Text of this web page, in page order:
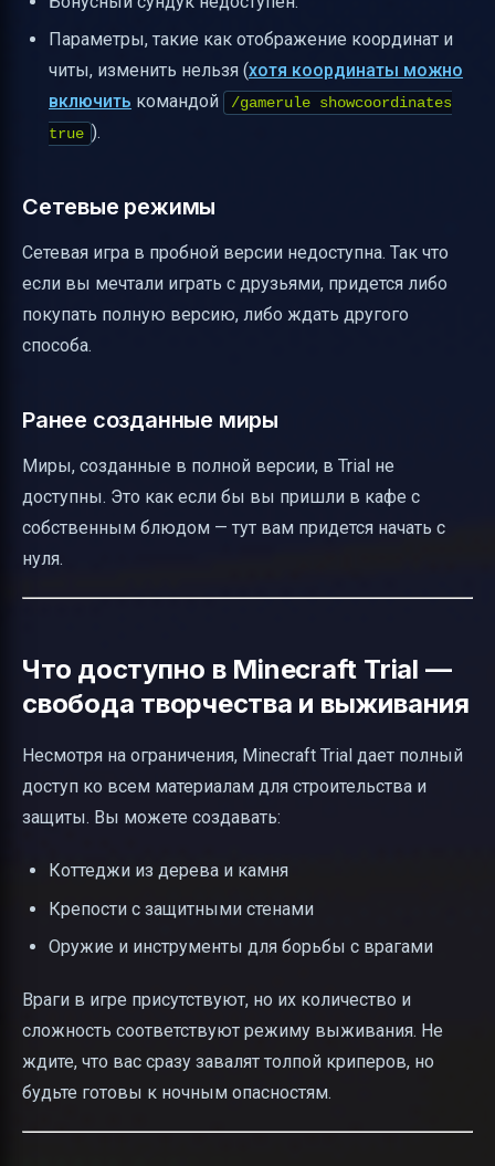
Параметры, такие как отображение координат и
читы, изменить нельзя (хотя координаты можно
включить командой
/gamerule showcoordinates
true ).
Сетевые режимы
Сетевая игра в пробной версии недоступна. Так что
если вы мечтали играть с друзьями, придется либо
покупать полную версию, либо ждать другого
способа.
Ранее созданные миры
Миры, созданные в полной версии, в Trial не
доступны. Это как если бы вы пришли в кафе с
собственным блюдом — тут вам придется начать с
нуля.
Что доступно в Minecraft Trial —
свобода творчества и выживания
Несмотря на ограничения, Minecraft Trial дает полный
доступ ко всем материалам для строительства и
защиты. Вы можете создавать:
Коттеджи из дерева и камня
Крепости с защитными стенами
Оружие и инструменты для борьбы с врагами
Враги в игре присутствуют, но их количество и
сложность соответствуют режиму выживания. Не
ждите, что вас сразу завалят толпой криперов, но
будьте готовы к ночным опасностям.